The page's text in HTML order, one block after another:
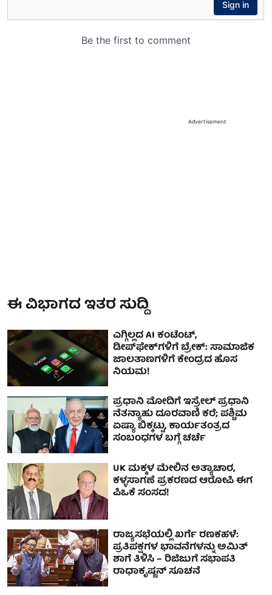
Advertisement
ಈ ವಿಭಾಗದ ಇತರ ಸುದ್ದಿ
ಎಗ್ಗಿಲ್ಲದ AI ಕಂಟೆಂಟ್,
ಡೀಪ್‌ಫೇಕ್‌ಗಳಿಗೆ ಬ್ರೇಕ್: ಸಾಮಾಜಿಕ
ಜಾಲತಾಣಗಳಿಗೆ ಕೇಂದ್ರದ ಹೊಸ
ನಿಯಮ!
ಪ್ರಧಾನಿ ಮೋದಿಗೆ ಇಸ್ರೇಲ್ ಪ್ರಧಾನಿ
ನೆತನ್ಯಾಹು ದೂರವಾಣಿ ಕರೆ; ಪಶ್ಚಿಮ
ಏಷ್ಯಾ ಬಿಕ್ಕಟ್ಟು, ಕಾರ್ಯತಂತ್ರದ
ಸಂಬಂಧಗಳ ಬಗ್ಗೆ ಚರ್ಚೆ
UK ಮಕ್ಕಳ ಮೇಲಿನ ಅತ್ಯಾಚಾರ,
ಕಳ್ಳಸಾಗಣೆ ಪ್ರಕರಣದ ಆರೋಪಿ ಈಗ
ಪಿಒಕೆ ಸಂಸದ!
ರಾಜ್ಯಸಭೆಯಲ್ಲಿ ಖರ್ಗೆ ರಣಕಹಳೆ:
ಪ್ರತಿಪಕ್ಷಗಳ ಭಾವನೆಗಳನ್ನು ಅಮಿತ್
ಶಾಗೆ ತಿಳಿಸಿ – ರಿಜಿಜುಗೆ ಸಭಾಪತಿ
ರಾಧಾಕೃಷ್ಣನ್ ಸೂಚನೆ